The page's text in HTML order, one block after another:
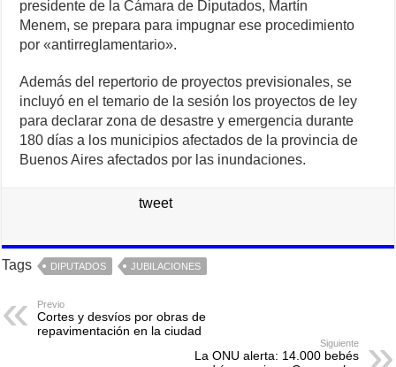
presidente de la Cámara de Diputados, Martín
Menem, se prepara para impugnar ese procedimiento
por «antirreglamentario».
Además del repertorio de proyectos previsionales, se
incluyó en el temario de la sesión los proyectos de ley
para declarar zona de desastre y emergencia durante
180 días a los municipios afectados de la provincia de
Buenos Aires afectados por las inundaciones.
tweet
Tags DIPUTADOS JUBILACIONES
Previo
Cortes y desvíos por obras de
repavimentación en la ciudad
Siguiente
La ONU alerta: 14.000 bebés